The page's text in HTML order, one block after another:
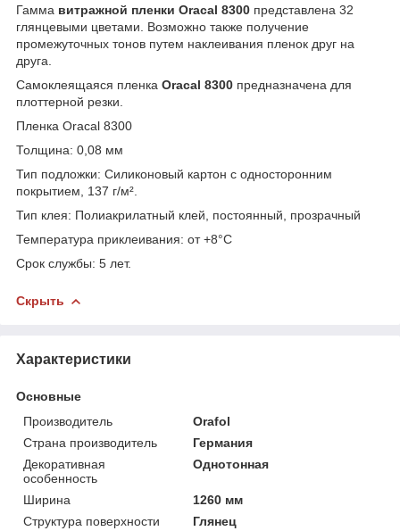
Гамма витражной пленки Oracal 8300 представлена 32
глянцевыми цветами. Возможно также получение
промежуточных тонов путем наклеивания пленок друг на
друга.
Самоклеящаяся пленка Oracal 8300 предназначена для
плоттерной резки.
Пленка Oracal 8300
Толщина: 0,08 мм
Тип подложки: Силиконовый картон с односторонним
покрытием, 137 г/м².
Тип клея: Полиакрилатный клей, постоянный, прозрачный
Температура приклеивания: от +8°C
Срок службы: 5 лет.
Скрыть
Характеристики
Основные
Производитель
Orafol
Страна производитель
Германия
Декоративная
особенность
Однотонная
Ширина
1260 мм
Структура поверхности
Глянец